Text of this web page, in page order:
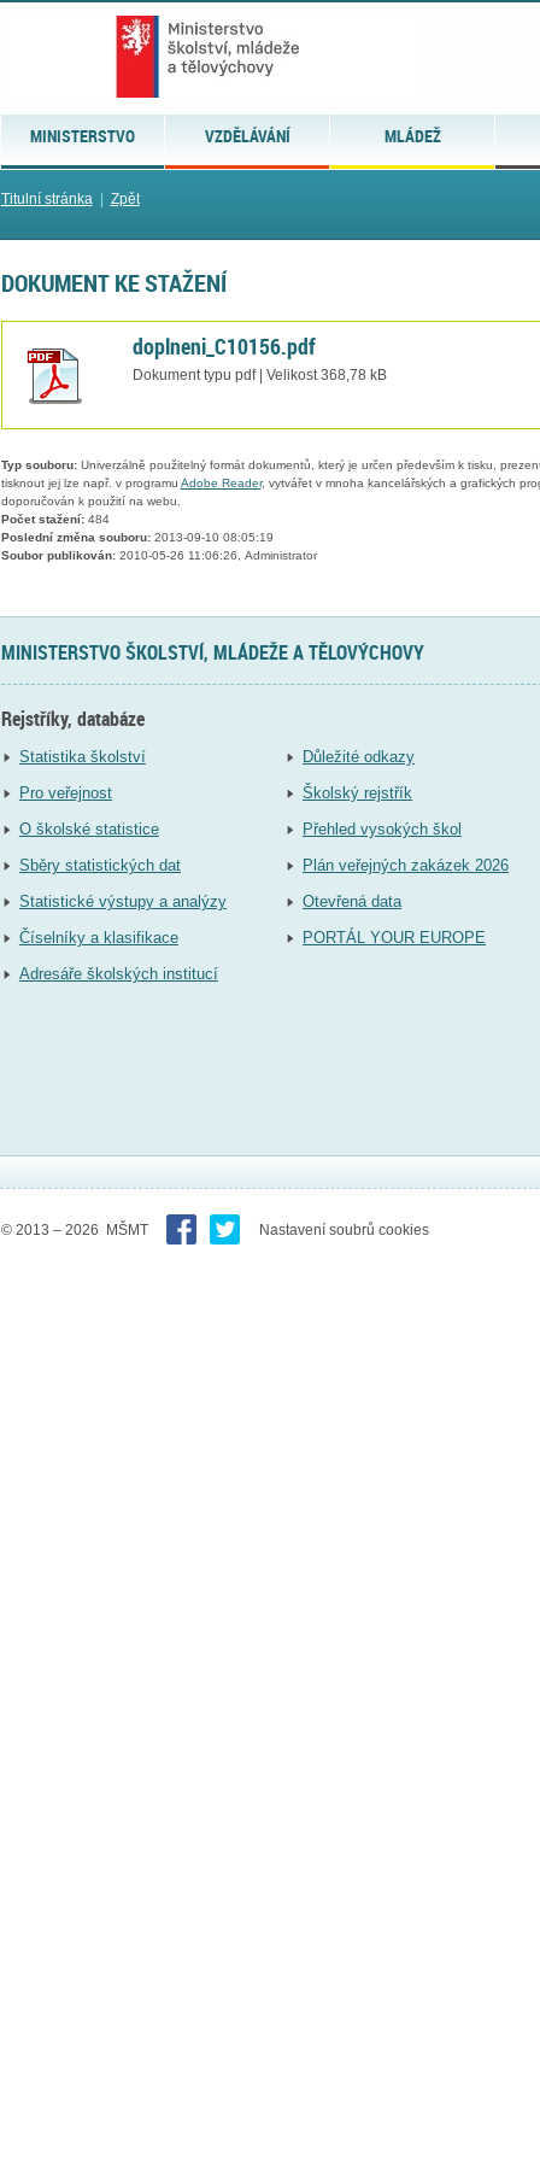
MINISTERSTVO VZDĚLÁVÁNÍ MLÁDEŽ
Titulní stránka| Zpět
DOKUMENT KE STAŽENÍ
doplneni_C10156.pdf
Dokument typu pdf | Velikost 368,78 kB
Typ souboru:Univerzálně použitelný formát dokumentů, který je určen především k tisku,
tisknout jej lze např. v programu Adobe Reader, vytvářet v mnoha kancelářských a grafických
doporučován k použití na webu.
Počet stažení:484
Poslední změna souboru:2013-09-10 08:05:19
Soubor publikován:2010-05-26 11:06:26, Administrator
MINISTERSTVO ŠKOLSTVÍ, MLÁDEŽE A TĚLOVÝCHOVY
Rejstříky, databáze
Statistika školství
Pro veřejnost
O školské statistice
Sběry statistických dat
Statistické výstupy a analýzy
Číselníky a klasifikace
Adresáře školských institucí
Důležité odkazy
Školský rejstřík
Přehled vysokých škol
Plán veřejných zakázek 2026
Otevřená data
PORTÁL YOUR EUROPE
© 2013 – 2026 MŠMT Nastavení soubrů cookies